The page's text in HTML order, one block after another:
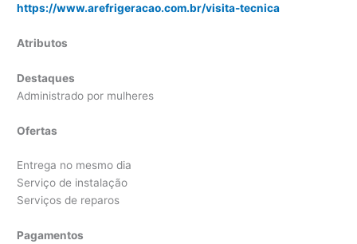
https://www.arefrigeracao.com.br/visita-tecnica
Atributos
Destaques
Administrado por mulheres
Ofertas
Entrega no mesmo dia
Serviço de instalação
Serviços de reparos
Pagamentos